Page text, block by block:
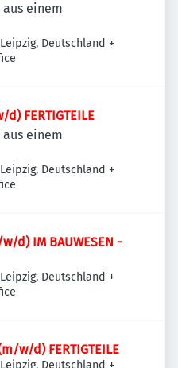
einem
Deutschland +
d) FERTIGTEILE
einem
Deutschland +
w/d) IM BAUWESEN -
Deutschland +
w/d) FERTIGTEILE
Deutschland +